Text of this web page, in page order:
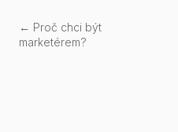
← Proč chci být
marketérem?